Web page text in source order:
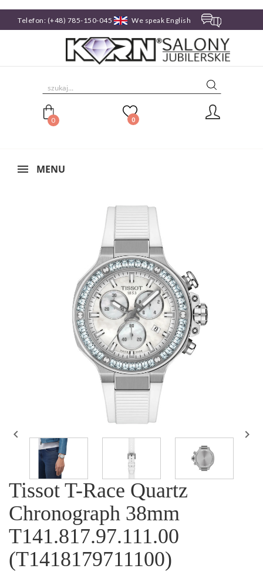
Telefon: (+48) 785-150-045 We speak English
0 0
MENU
 
Tissot T-Race Quartz
Chronograph 38mm
T141.817.97.111.00
(T1418179711100)